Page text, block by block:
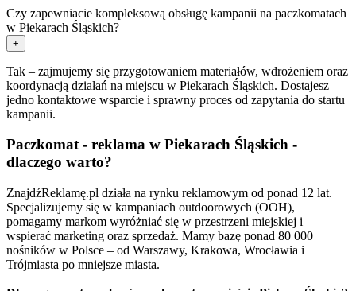
Czy zapewniacie kompleksową obsługę kampanii na paczkomatach
w Piekarach Śląskich?
+
Tak – zajmujemy się przygotowaniem materiałów, wdrożeniem oraz
koordynacją działań na miejscu w Piekarach Śląskich. Dostajesz
jedno kontaktowe wsparcie i sprawny proces od zapytania do startu
kampanii.
Paczkomat - reklama w Piekarach Śląskich -
dlaczego warto?
ZnajdźReklamę.pl działa na rynku reklamowym od ponad 12 lat.
Specjalizujemy się w kampaniach outdoorowych (OOH),
pomagamy markom wyróżniać się w przestrzeni miejskiej i
wspierać marketing oraz sprzedaż. Mamy bazę ponad 80 000
nośników w Polsce – od Warszawy, Krakowa, Wrocławia i
Trójmiasta po mniejsze miasta.